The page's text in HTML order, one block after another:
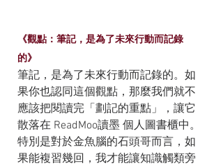
《觀點：筆記，是為了未來行動而記錄
的》
筆記，是為了未來行動而記錄的。如
果你也認同這個觀點，那麼我們就不
應該把閱讀完「劃記的重點」，讓它
散落在 ReadMoo讀墨 個人圖書櫃中。
特別是對於金魚腦的石頭哥而言，如
果能複習幾回，我才能讓知識觸類旁